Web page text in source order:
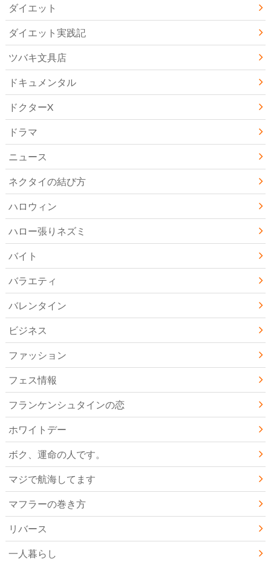
ダイエット
ダイエット実践記
ツバキ文具店
ドキュメンタル
ドクターX
ドラマ
ニュース
ネクタイの結び方
ハロウィン
ハロー張りネズミ
バイト
バラエティ
バレンタイン
ビジネス
ファッション
フェス情報
フランケンシュタインの恋
ホワイトデー
ボク、運命の人です。
マジで航海してます
マフラーの巻き方
リバース
一人暮らし